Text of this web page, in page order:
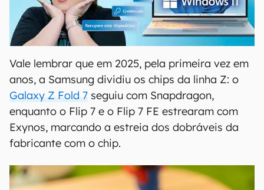
00:00 04:52
Vale lembrar que em 2025, pela primeira vez em
anos, a Samsung dividiu os chips da linha Z: o
Galaxy Z Fold 7 seguiu com Snapdragon,
enquanto o Flip 7 e o Flip 7 FE estrearam com
Exynos, marcando a estreia dos dobráveis da
fabricante com o chip.